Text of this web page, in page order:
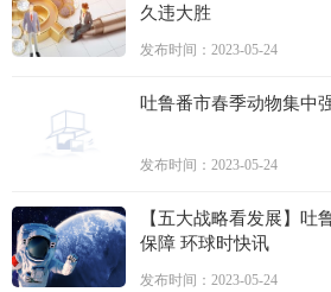
久违大胜
发布时间：2023-05-24
吐鲁番市春季动物集中
发布时间：2023-05-24
【五大战略看发展】吐
保障 环球时快讯
发布时间：2023-05-24